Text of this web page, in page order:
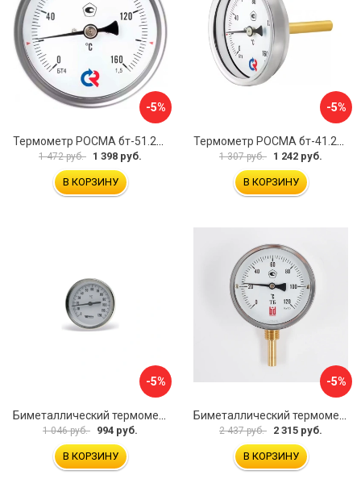
-5%
1 472 руб. 1 398 руб.
В КОРЗИНУ
-5%
1 307 руб. 1 242 руб.
В КОРЗИНУ
-5%
Биметаллический термометр Watts F+R801 OR 10005800
1 046 руб. 994 руб.
В КОРЗИНУ
-5%
Биметаллический термометр BD ТБ 100Р/100 1161001001
2 437 руб. 2 315 руб.
В КОРЗИНУ